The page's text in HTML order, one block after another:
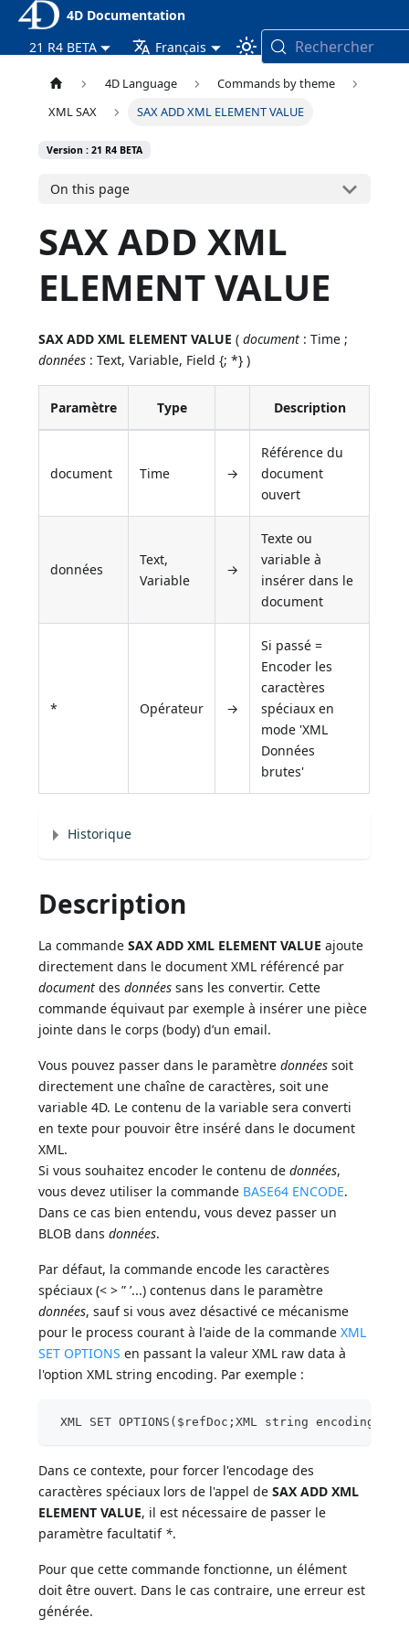
4D Documentation
21 R4 BETA
Français Rechercher
4D Language
Commands by theme
XML SAX
SAX ADD XML ELEMENT VALUE
Version : 21 R4 BETA
On this page
SAX ADD XML
ELEMENT VALUE
SAX ADD XML ELEMENT VALUE (document : Time ;
données : Text, Variable, Field {; *} )
Paramètre Type Description
document Time →
Référence du
document
ouvert
données
Text,
Variable
→
Texte ou
variable à
insérer dans le
document
* Opérateur →
Si passé =
Encoder les
caractères
spéciaux en
mode 'XML
Données
brutes'
Historique
Description
La commandeSAX ADD XML ELEMENT VALUE ajoute
directement dans le document XML référencé par
document desdonnées sans les convertir. Cette
commande équivaut par exemple à insérer une pièce
jointe dans le corps (body) d’un email.
Vous pouvez passer dans le paramètredonnées soit
directement une chaîne de caractères, soit une
variable 4D. Le contenu de la variable sera converti
en texte pour pouvoir être inséré dans le document
XML.
Si vous souhaitez encoder le contenu dedonnées,
vous devez utiliser la commande BASE64 ENCODE.
Dans ce cas bien entendu, vous devez passer un
BLOB dansdonnées.
Par défaut, la commande encode les caractères
spéciaux (< > ” ’...) contenus dans le paramètre
données, sauf si vous avez désactivé ce mécanisme
pour le process courant à l'aide de la commandeXML
SET OPTIONS en passant la valeur XML raw data à
l'option XML string encoding. Par exemple :
XML SET OPTIONS($refDoc;XML string
Dans ce contexte, pour forcer l'encodage des
caractères spéciaux lors de l'appel deSAX ADD XML
ELEMENT VALUE, il est nécessaire de passer le
paramètre facultatif *.
Pour que cette commande fonctionne, un élément
doit être ouvert. Dans le cas contraire, une erreur est
générée.